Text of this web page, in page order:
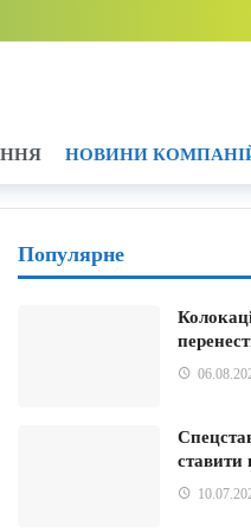
НОВИНИ
Популярне
ставити